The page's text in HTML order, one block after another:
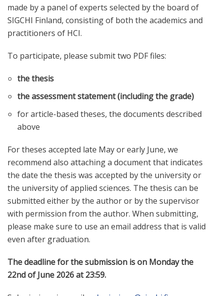
made by a panel of experts selected by the board of
SIGCHI Finland, consisting of both the academics and
practitioners of HCI.
To participate, please submit two PDF files:
the thesis
the assessment statement (including the grade)
for article-based theses, the documents described
above
For theses accepted late May or early June, we
recommend also attaching a document that indicates
the date the thesis was accepted by the university or
the university of applied sciences. The thesis can be
submitted either by the author or by the supervisor
with permission from the author. When submitting,
please make sure to use an email address that is valid
even after graduation.
The deadline for the submission is on Monday the
22nd of June 2026 at 23:59.